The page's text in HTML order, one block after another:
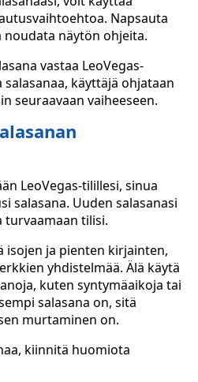
Napsauta
noudata näytön ohjeita.
vastaa LeoVegas-
käyttäjä ohjataan
seuraavaan vaiheeseen.
LeoVegas-tilillesi, sinua
salasana. Uuden salasanasi
turvaamaan tilisi.
isojen ja pienten kirjainten,
yhdistelmää. Älä käytä
kuten syntymäaikoja tai
salasana on, sitä
murtaminen on.
kiinnitä huomiota